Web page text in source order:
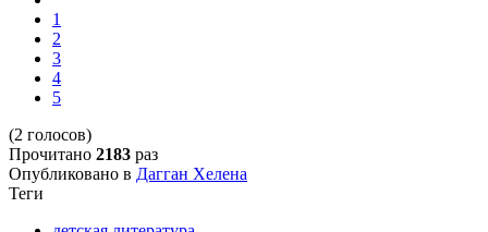
1
2
3
4
5
(2 голосов)
Прочитано 2183 раз
Опубликовано в Дагган Хелена
Теги